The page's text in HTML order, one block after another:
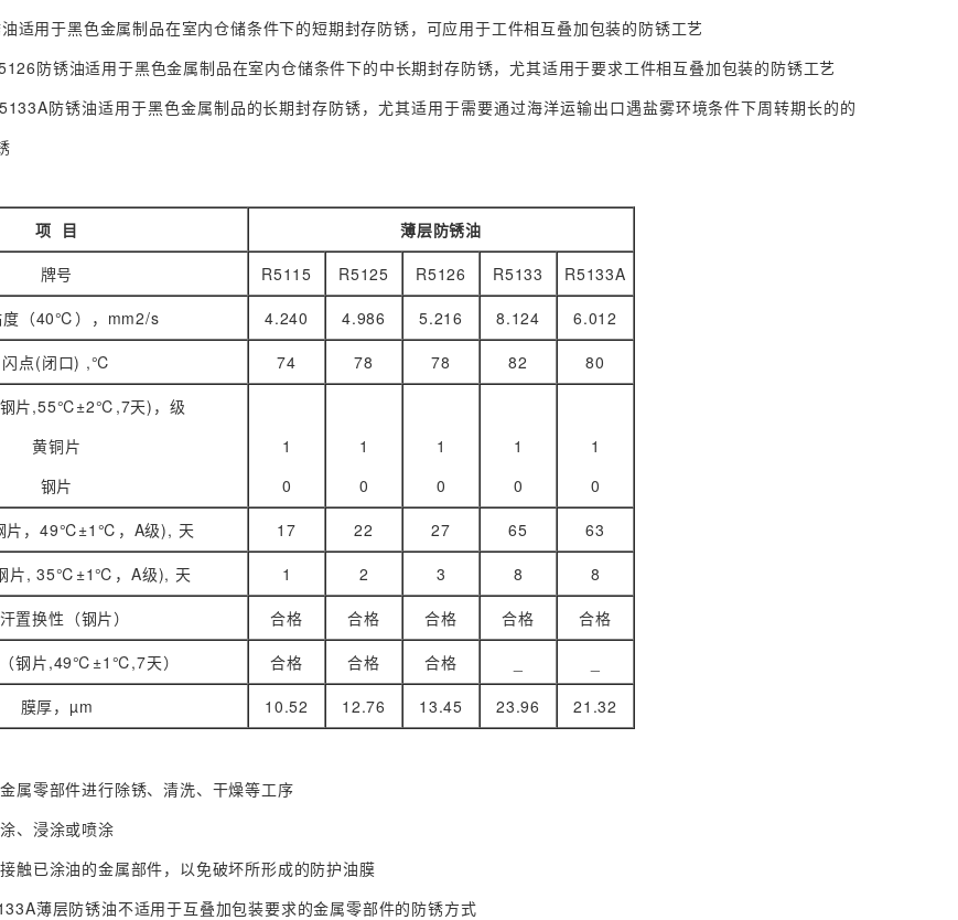
用于黑色金属制品在室内仓储条件下的短期封存防锈，可应用于工件相互叠加包装的防锈工艺
锈油适用于黑色金属制品在室内仓储条件下的中长期封存防锈，尤其适用于要求工件相互叠加包装的防锈工艺
防锈油适用于黑色金属制品的长期封存防锈，尤其适用于需要通过海洋运输出口遇盐雾环境条件下周转期长的的
项 目
薄层防锈油
牌号
R5115 R5125 R5126 R5133
R5133A
度（40℃），mm2/s
4.240 4.986 5.216 8.124
6.012
闪点(闭口) ,℃
74 78 78 82
80
钢片,55℃±2℃,7天)，级
黄铜片
钢片
1
0
1
0
1
0
1
0
1
0
片，49℃±1℃，A级), 天
17 22 27 65
63
片, 35℃±1℃，A级), 天
1 2 3 8
8
置换性（钢片）
合格 合格 合格 合格
合格
钢片,49℃±1℃,7天）
合格 合格 合格
膜厚，µm
10.52 12.76 13.45 23.96
21.32
零部件进行除锈、清洗、干燥等工序
浸涂或喷涂
已涂油的金属部件，以免破坏所形成的防护油膜
薄层防锈油不适用于互叠加包装要求的金属零部件的防锈方式